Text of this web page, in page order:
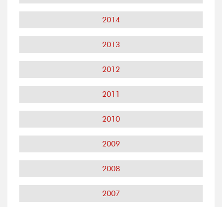
2014
2013
2012
2011
2010
2009
2008
2007